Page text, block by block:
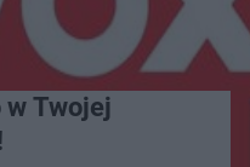
w Twojej